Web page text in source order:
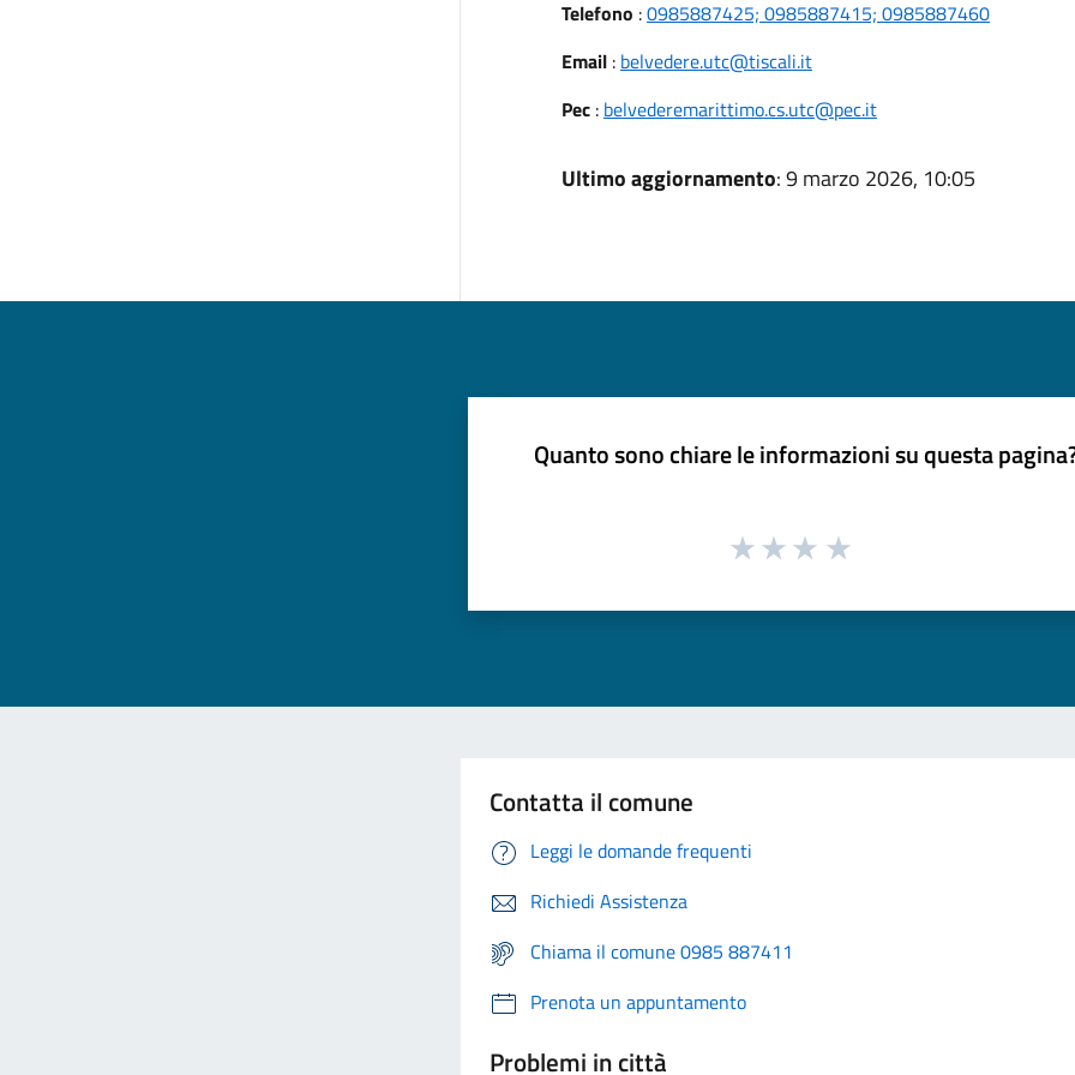
Telefono :0985887425; 0985887415; 0985887460
Email: belvedere.utc@tiscali.it
Pec: belvederemarittimo.cs.utc@pec.it
Ultimo aggiornamento: 9 marzo 2026, 10:05
Quanto sono chiare le informazioni su questa
Contatta il comune
Leggi le domande frequenti
Richiedi Assistenza
Chiama il comune 0985 887411
Prenota un appuntamento
Problemi in città